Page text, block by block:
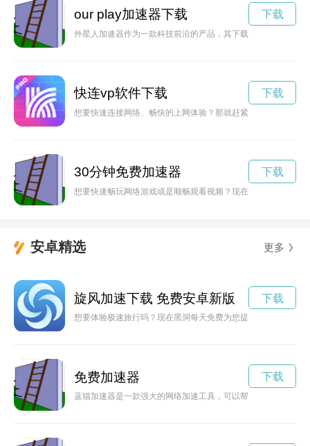
our play加速器下载
外星人加速器作为一款科技前沿的产品，其下载官网为广大用
下载
快连vp软件下载
想要快速连接网络、畅快的上网体验？那就赶紧下载快连软件
下载
30分钟免费加速器
想要快速畅玩网络游戏或是顺畅观看视频？现在有机会免费试
下载
安卓精选 更多
旋风加速下载 免费安卓新版
想要体验极速旅行吗？现在黑洞每天免费为您提供1小时加速服
下载
免费加速器
蓝猫加速器是一款强大的网络加速工具，可以帮助用户更快速
下载